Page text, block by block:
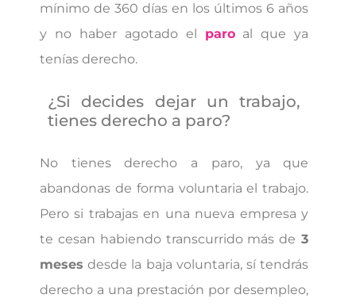
mínimo de 360 días en los últimos 6 años
y no haber agotado el paroal que ya
tenías derecho.
¿Si decides dejar un trabajo,
tienes derecho a paro?
No tienes derecho a paro, ya que
abandonas de forma voluntaria el trabajo.
Pero si trabajas en una nueva empresa y
te cesan habiendo transcurrido más de 3
meses desde la baja voluntaria, sí tendrás
derecho a una prestación por desempleo,